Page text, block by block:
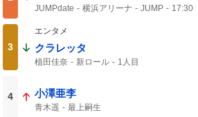
JUMPdate 横浜アリーナ JUMP 17:30
3
エンタメ
クラレッタ
植田佳奈 新ロール 1人目
4 小澤亜李
青木遥 最上嗣生